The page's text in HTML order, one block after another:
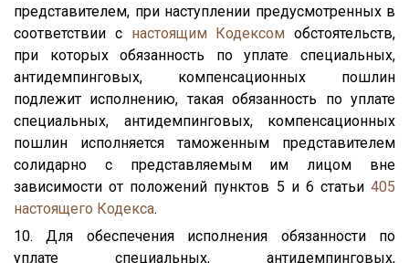
представителем, при наступлении предусмотренных в
соответствии с настоящим Кодексом обстоятельств,
при которых обязанность по уплате специальных,
антидемпинговых, компенсационных пошлин
подлежит исполнению, такая обязанность по уплате
специальных, антидемпинговых, компенсационных
пошлин исполняется таможенным представителем
солидарно с представляемым им лицом вне
зависимости от положений пунктов 5 и 6 статьи 405
настоящего Кодекса.
10. Для обеспечения исполнения обязанности по
уплате специальных, антидемпинговых,